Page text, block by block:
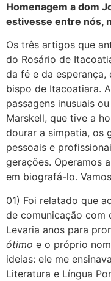
Homenagem a dom
estivesse entre nós,
Os três artigos que
do Rosário de
da fé e da
bispo de Itacoatiara.
passagens inusuais
Marskell, que tive a
dourar a simpatia, os
pessoais e
gerações. Operamos
em biografá-lo.
01) Foi relatado que
de comunicação com
Levaria anos para
ótimo e o próprio
ideias: ele me
Literatura e Língua